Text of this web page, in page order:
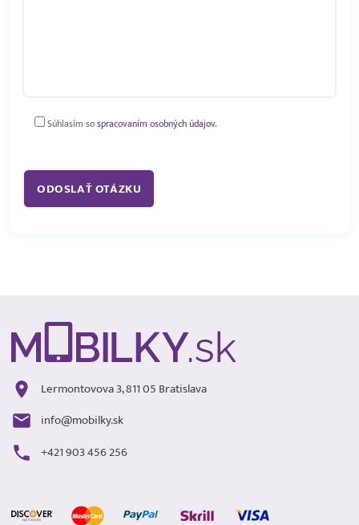
Súhlasím sospracovaním osobných údajov.
Lermontovova 3, 811 05 Bratislava
info@mobilky.sk
+421 903 456 256